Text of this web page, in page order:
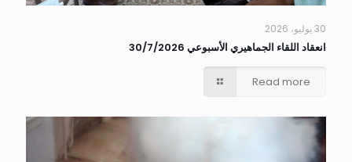
30 يوليو، 2026
انعقاد اللقاء الجماهيري الأسبوعي 30/7/2026
Read more